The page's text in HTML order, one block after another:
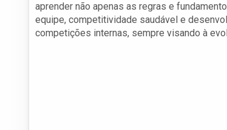
aprender não apenas as regras e
equipe, competitividade saudável e
competições internas, sempre visando à